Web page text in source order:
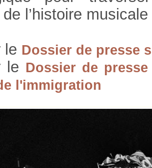
l’histoire
le Dossier de presse
le Dossier de
l'immigration